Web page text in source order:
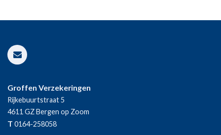
Groffen Verzekeringen
Rijkebuurtstraat 5
4611 GZBergen op Zoom
T 0164-258058